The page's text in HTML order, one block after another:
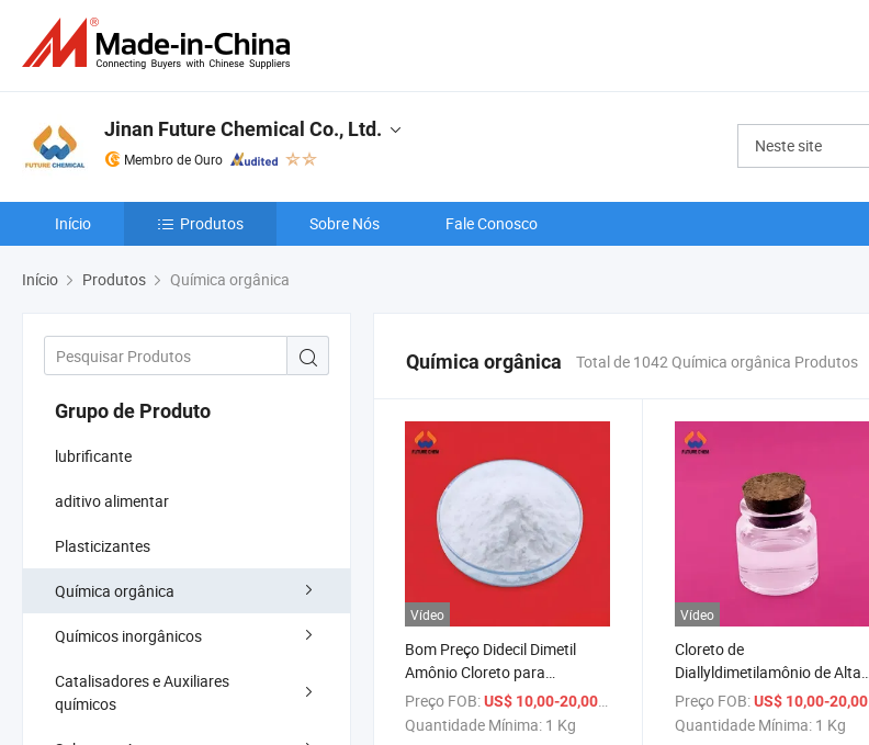
Neste site
Jinan Future Chemical Co., Ltd.
Membro de Ouro
Início Produtos Sobre Nós Fale Conosco
Início Produtos Química orgânica
Grupo de Produto
lubrificante
aditivo alimentar
Plasticizantes
Química orgânica
Químicos inorgânicos
Catalisadores e Auxiliares
químicos
Química orgânica Total de 1042 Química orgânica Produtos
Vídeo
Bom Preço Didecil Dimetil
Amônio Cloreto para
Fungicida CAS 7173-51-5
Preço FOB:US$ 10,00-20,00 / Kg
Quantidade Mínima: 1 Kg
Vídeo
Cloreto de
Diallyldimetilamônio de Alta
Pureza com 60% Pureza CAS
7398-69-8 Dmdaac
Preço FOB: US$ 10,00-20,00
Quantidade Mínima: 1 Kg